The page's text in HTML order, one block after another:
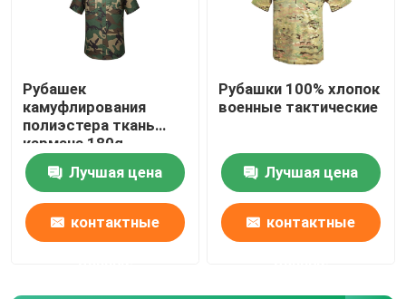
Рубашек
камуфлирования
полиэстера ткань
кармана 180g
Breathable военных
тактических Multi
Лучшая цена
контактные
Рубашки 100% хлопок
военные тактические
Лучшая цена
контактные